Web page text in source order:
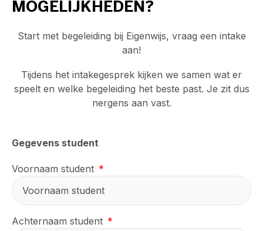
MOGELIJKHEDEN?
Start met begeleiding bij Eigenwijs, vraag een intake
aan!
Tijdens het intakegesprek kijken we samen wat er
speelt en welke begeleiding het beste past. Je zit dus
nergens aan vast.
Gegevens student
Voornaam student
Achternaam student